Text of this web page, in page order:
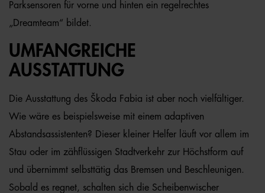
Parksensoren für vorne und hinten ein regelrechtes
„Dreamteam“ bildet.
UMFANGREICHE
AUSSTATTUNG
Die Ausstattung des Škoda Fabia ist aber noch vielfältiger.
Wie wäre es beispielsweise mit einem adaptiven
Abstandsassistenten? Dieser kleiner Helfer läuft vor allem im
Stau oder im zähflüssigen Stadtverkehr zur Höchstform auf
und übernimmt selbsttätig das Bremsen und Beschleunigen.
Sobald es regnet, schalten sich die Scheibenwischer